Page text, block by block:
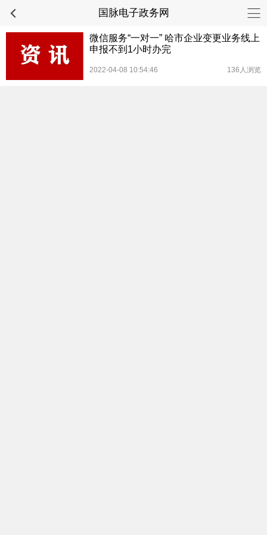
国脉电子政务网
微信服务“一对一” 哈市企业变更业务线上
申报不到1小时办完
2022-04-08 10:54:46 136人浏览